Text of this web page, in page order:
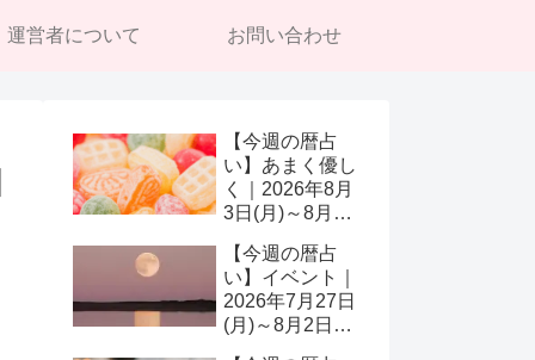
運営者について お問い合わせ
【今週の暦占
い】あまく優し
く｜2026年8月
3日(月)～8月9
【今週の暦占
い】イベント｜
2026年7月27日
(月)～8月2日